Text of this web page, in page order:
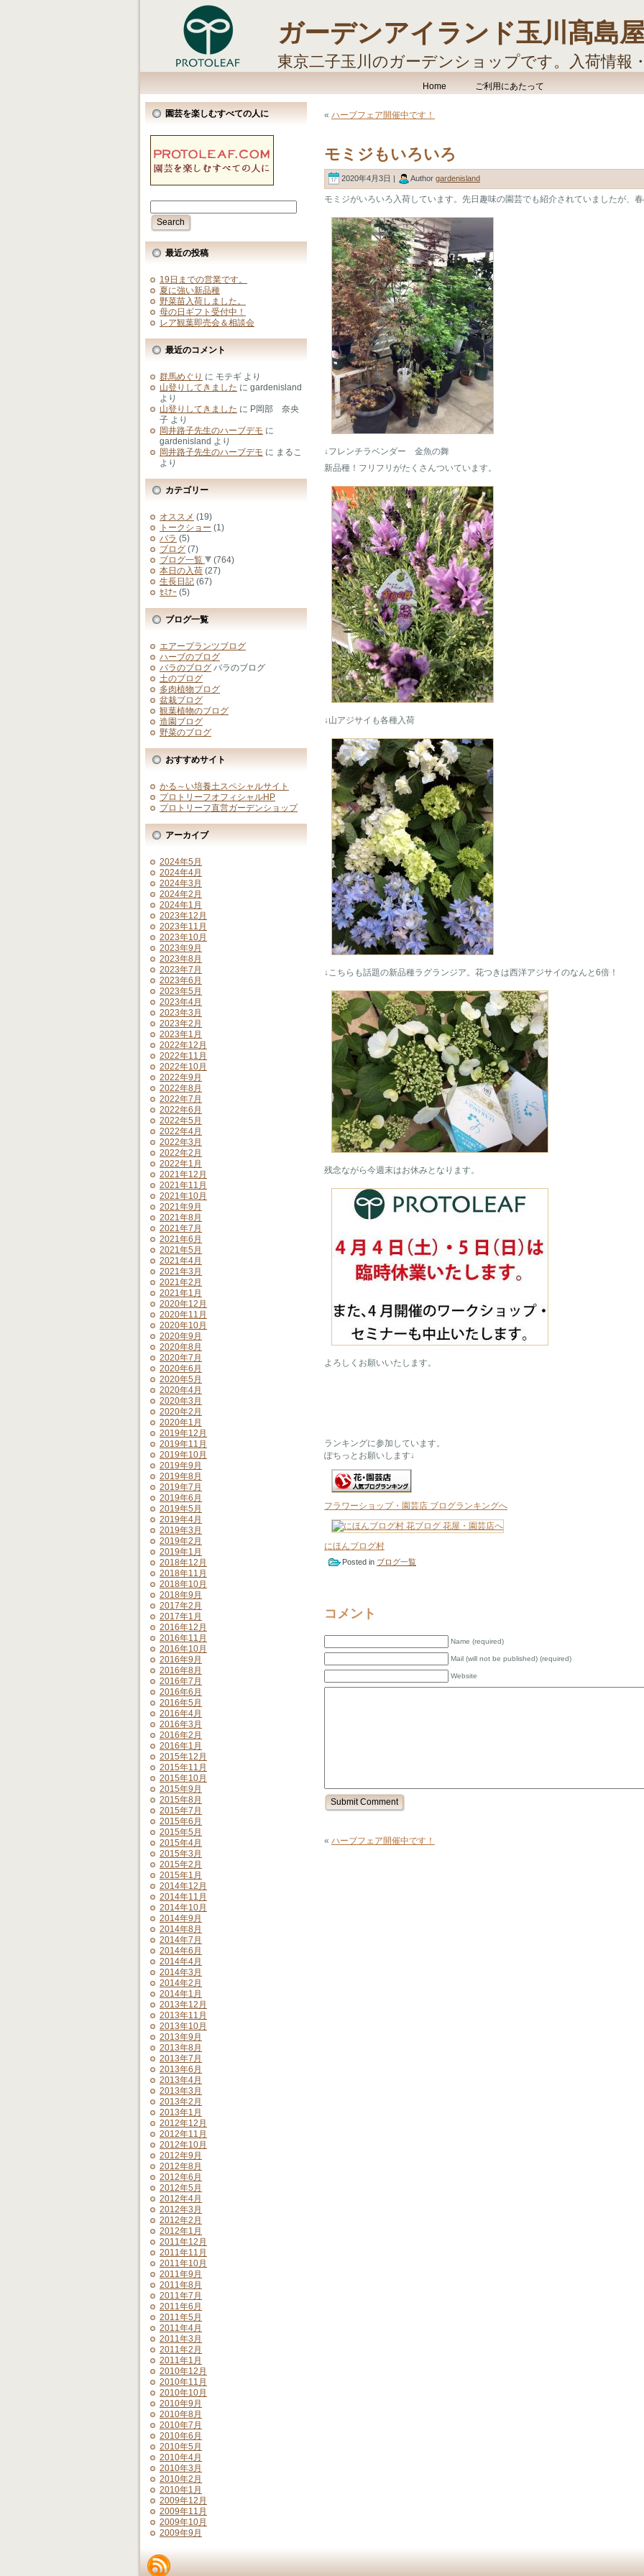
ガーデンアイランド玉川髙島
東京二子玉川のガーデンショップです。入荷情報
Home ご利用にあたって
園芸を楽しむすべての人に
最近の投稿
19日までの営業です。
夏に強い新品種
野菜苗入荷しました。
母の日ギフト受付中！
レア観葉即売会＆相談会
最近のコメント
群馬めぐり に モテギ より
山登りしてきました に gardenisland
より
山登りしてきました に P岡部 奈央
子 より
岡井路子先生のハーブデモ に
gardenisland より
岡井路子先生のハーブデモ に まるこ
より
カテゴリー
オススメ (19)
トークショー (1)
バラ (5)
ブログ (7)
ブログ一覧
(764)
本日の入荷 (27)
生長日記 (67)
ｾﾐﾅｰ (5)
ブログ一覧
エアープランツブログ
ハーブのブログ
バラのブログ バラのブログ
土のブログ
多肉植物ブログ
盆栽ブログ
観葉植物のブログ
造園ブログ
野菜のブログ
おすすめサイト
かる～い培養土スペシャルサイト
プロトリーフオフィシャルHP
プロトリーフ直営ガーデンショップ
アーカイブ
2024年5月
2024年4月
2024年3月
2024年2月
2024年1月
2023年12月
2023年11月
2023年10月
2023年9月
2023年8月
2023年7月
2023年6月
2023年5月
2023年4月
2023年3月
2023年2月
2023年1月
2022年12月
2022年11月
2022年10月
2022年9月
2022年8月
2022年7月
2022年6月
2022年5月
2022年4月
2022年3月
2022年2月
2022年1月
2021年12月
2021年11月
2021年10月
2021年9月
2021年8月
2021年7月
2021年6月
2021年5月
2021年4月
2021年3月
2021年2月
2021年1月
2020年12月
2020年11月
2020年10月
2020年9月
2020年8月
2020年7月
2020年6月
2020年5月
2020年4月
2020年3月
2020年2月
2020年1月
2019年12月
2019年11月
2019年10月
2019年9月
2019年8月
2019年7月
2019年6月
2019年5月
2019年4月
2019年3月
2019年2月
2019年1月
2018年12月
2018年11月
2018年10月
2018年9月
2017年2月
2017年1月
2016年12月
2016年11月
2016年10月
2016年9月
2016年8月
2016年7月
2016年6月
2016年5月
2016年4月
2016年3月
2016年2月
2016年1月
2015年12月
2015年11月
2015年10月
2015年9月
2015年8月
2015年7月
2015年6月
2015年5月
2015年4月
2015年3月
2015年2月
2015年1月
2014年12月
2014年11月
2014年10月
2014年9月
2014年8月
2014年7月
2014年6月
2014年4月
2014年3月
2014年2月
2014年1月
2013年12月
2013年11月
2013年10月
2013年9月
2013年8月
2013年7月
2013年6月
2013年4月
2013年3月
2013年2月
2013年1月
2012年12月
2012年11月
2012年10月
2012年9月
2012年8月
2012年6月
2012年5月
2012年4月
2012年3月
2012年2月
2012年1月
2011年12月
2011年11月
2011年10月
2011年9月
2011年8月
2011年7月
2011年6月
2011年5月
2011年4月
2011年3月
2011年2月
2011年1月
2010年12月
2010年11月
2010年10月
2010年9月
2010年8月
2010年7月
2010年6月
2010年5月
2010年4月
2010年3月
2010年2月
2010年1月
2009年12月
2009年11月
2009年10月
2009年9月
« ハーブフェア開催中です！
モミジもいろいろ
2020年4月3日 | Author gardenisland
モミジがいろいろ入荷しています。先日趣味の園芸でも紹介されていましたが、春
↓フレンチラベンダー 金魚の舞
新品種！フリフリがたくさんついています。
↓山アジサイも各種入荷
↓こちらも話題の新品種ラグランジア。花つきは西洋アジサイのなんと6倍！
残念ながら今週末はお休みとなります。
よろしくお願いいたします。
ランキングに参加しています。
ぽちっとお願いします↓
フラワーショップ・園芸店 ブログランキングへ
にほんブログ村
Posted in ブログ一覧
コメント
Name (required)
Mail (will not be published) (required)
Website
« ハーブフェア開催中です！